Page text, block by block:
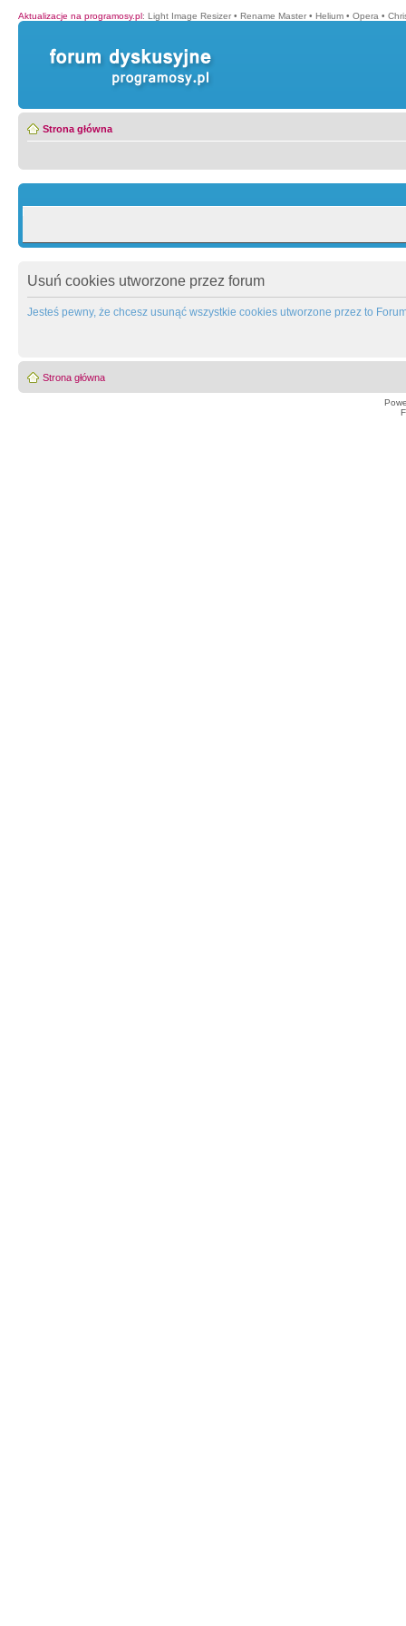
Aktualizacje na programosy.pl: Light Image Resizer • Rename Master • Helium • Opera •
Strona główna
Usuń cookies utworzone przez forum
Jesteś pewny, że chcesz usunąć wszystkie cookies utworzone przez to
Strona główna